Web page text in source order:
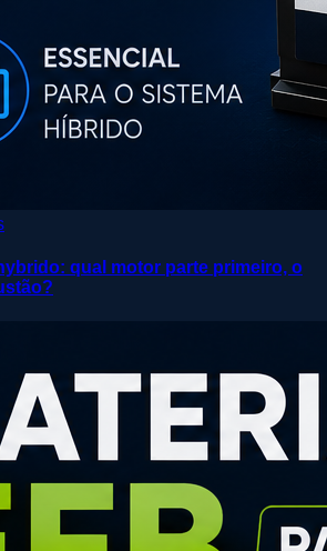
qual motor parte primeiro, o